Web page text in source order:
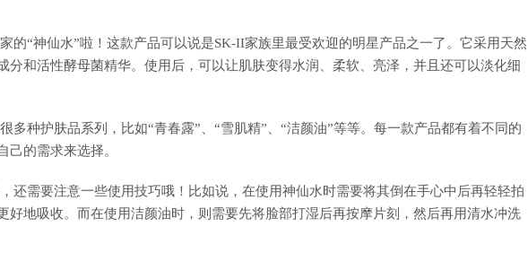
的“神仙水”啦！这款产品可以说是SK-II家族里最受欢迎的明星产品之一了。它采用天然
分和活性酵母菌精华。使用后，可以让肌肤变得水润、柔软、亮泽，并且还可以淡化细
多种护肤品系列，比如“青春露”、“雪肌精”、“洁颜油”等等。每一款产品都有着不同的
己的需求来选择。
还需要注意一些使用技巧哦！比如说，在使用神仙水时需要将其倒在手心中后再轻轻拍
好地吸收。而在使用洁颜油时，则需要先将脸部打湿后再按摩片刻，然后再用清水冲洗